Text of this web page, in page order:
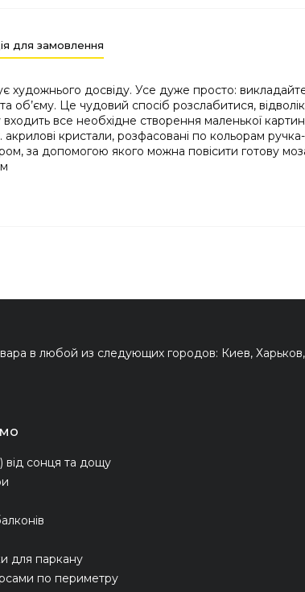
для замовлення
художнього досвіду. Усе дуже просто:
Це чудовий спосіб розслабитися,
все необхідне створення маленької
кристали, розфасовані по кольорам
за допомогою якого можна повісити готову
в любой из следующих городов: Киев,
від сонця та дощу
для паркану
по периметру